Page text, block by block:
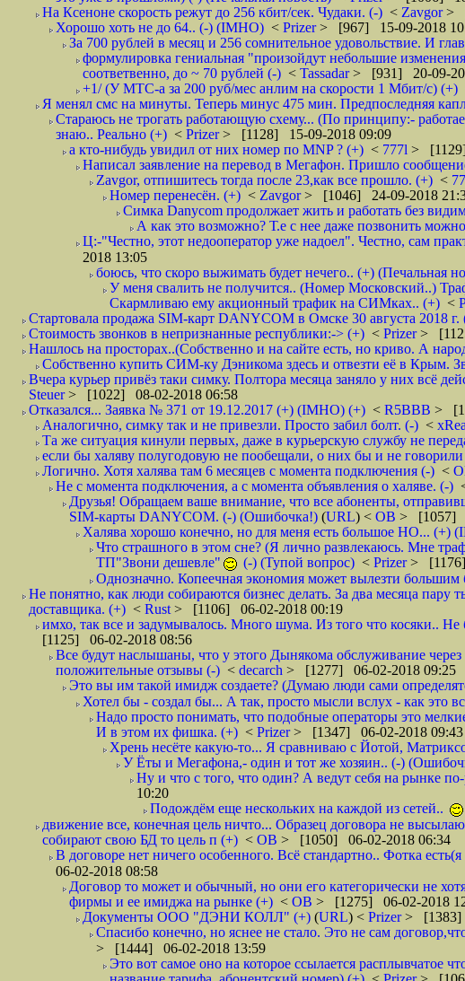
На Ксеноне скорость режут до 256 кбит/сек. Чудаки. (-) < Zavgor>
Хорошо хоть не до 64.. (-) (IMHO) < Prizer> [967] 15-09-2018
За 700 рублей в месяц и 256 сомнительное удовольствие. И
формулировка гениальная "произойдут небольшие
соответвенно, до ~ 70 рублей (-) < Tassadar> [931] 20-09-
+1/ (У МТС-а за 200 руб/мес анлим на скорости 1 Мбит/с) (+)
Я менял смс на минуты. Теперь минус 475 мин. Предпоследняя
Стараюсь не трогать работающую схему... (По принципу:-
знаю.. Реально (+) < Prizer> [1128] 15-09-2018 09:09
а кто-нибудь увидил от них номер по MNP ? (+) < 777l >
Написал заявление на перевод в Мегафон. Пришло
Zavgor, отпишитесь тогда после 23,как все прошло. (+) <
Номер перенесён. (+) < Zavgor> [1046] 24-09-2018
Симка Danycom продолжает жить и работать без
А как это возможно? Т.е с нее даже позвонить
Ц:-"Честно, этот недооператор уже надоел". Честно, сам
2018 13:05
боюсь, что скоро выжимать будет нечего.. (+) (Печальная
У меня свалить не получится.. (Номер Московский..)
Скармливаю ему акционный трафик на СИМках.. (+) <
Стартовала продажа SIM-карт DANYCOM в Омске 30 августа 2018 г.
Стоимость звонков в непризнанные республики:-> (+) < Prizer>
Нашлось на просторах..(Собственно и на сайте есть, но криво. А
Собственно купить СИМ-ку Дэникома здесь и отвезти её в Крым.
Вчера курьер привёз таки симку. Полтора месяца заняло у них всё
Steuer> [1022] 08-02-2018 06:58
Отказался... Заявка № 371 от 19.12.2017 (+) (IMHO) (+) < R5BBB >
Аналогично, симку так и не привезли. Просто забил болт. (-) <
Та же ситуация кинули первых, даже в курьерскую службу не
если бы халяву полугодовую не пообещали, о них бы и не
Логично. Хотя халява там 6 месяцев с момента подключения (-) <
Не с момента подключения, а с момента объявления о халяве. (-)
Друзья! Обращаем ваше внимание, что все абоненты,
SIM-карты DANYCOM. (-) (Ошибочка!) (URL) < ОВ > [1057]
Халява хорошо конечно, но для меня есть большое НО... (+)
Что страшного в этом сне? (Я лично развлекаюсь. Мне
ТП"Звони дешевле"
(-) (Тупой вопрос) < Prizer>
Однозначно. Копеечная экономия может вылезти
Не понятно, как люди собираются бизнес делать. За два месяца пару
доставщика. (+) < Rust > [1106] 06-02-2018 00:19
имхо, так все и задумывалось. Много шума. Из того что косяки..
[1125] 06-02-2018 08:56
Все будут наслышаны, что у этого Дынякома обслуживание через
положительные отзывы (-) < decarch > [1277] 06-02-2018 09:25
Это вы им такой имидж создаете? (Думаю люди сами
Хотел бы - создал бы... А так, просто мысли вслух - как это
Надо просто понимать, что подобные операторы это
И в этом их фишка. (+) < Prizer> [1347] 06-02-2018 09:43
Хрень несёте какую-то... Я сравниваю с Йотой,
У Ёты и Мегафона,- один и тот же хозяин.. (-)
Ну и что с того, что один? А ведут себя на рынке
10:20
Подождём еще нескольких на каждой из сетей..
движение все, конечная цель ничто... Образец договора не
собирают свою БД то цель п (+) < ОВ > [1050] 06-02-2018 06:34
В договоре нет ничего особенного. Всё стандартно.. Фотка
06-02-2018 08:58
Договор то может и обычный, но они его категорически не
фирмы и ее имиджа на рынке (+) < ОВ > [1275] 06-02-2018
Документы ООО "ДЭНИ КОЛЛ" (+) (URL) < Prizer> [1383]
Спасибо конечно, но яснее не стало. Это не сам
> [1444] 06-02-2018 13:59
Это вот самое оно на которое ссылается расплывчатое